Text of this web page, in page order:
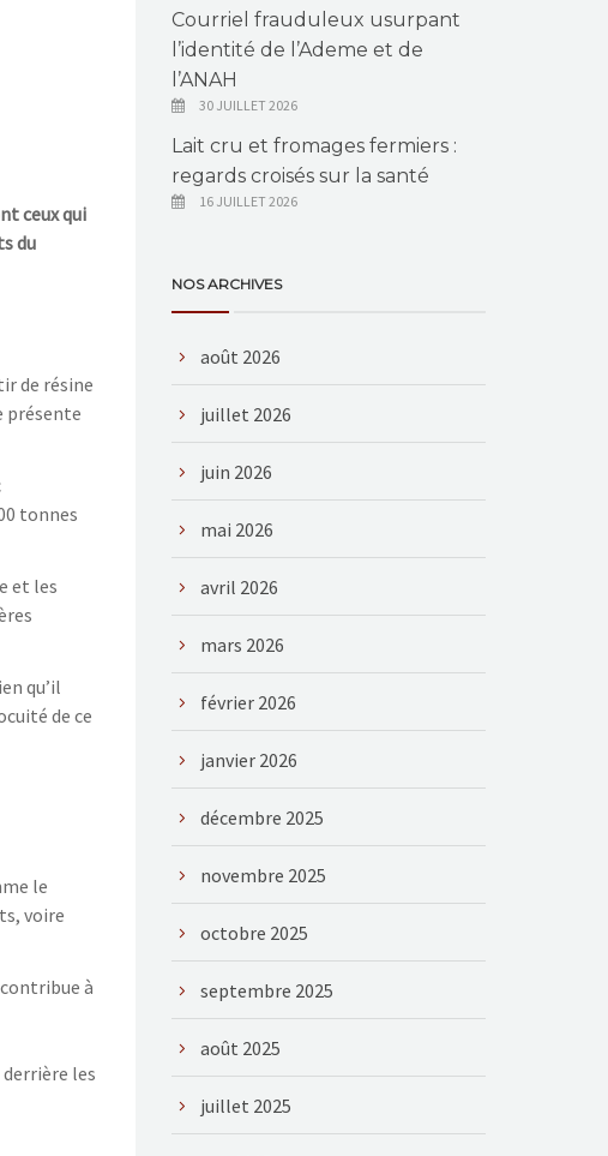
ceux qui
du
de résine
présente
tonnes
et les
qu’il
de ce
le
voire
à
les
Courriel frauduleux usurpant
l’identité de l’Ademe et de
l’ANAH
30 JUILLET 2026
Lait cru et fromages fermiers :
regards croisés sur la santé
16 JUILLET 2026
NOS ARCHIVES
août 2026
juillet 2026
juin 2026
mai 2026
avril 2026
mars 2026
février 2026
janvier 2026
décembre 2025
novembre 2025
octobre 2025
septembre 2025
août 2025
juillet 2025